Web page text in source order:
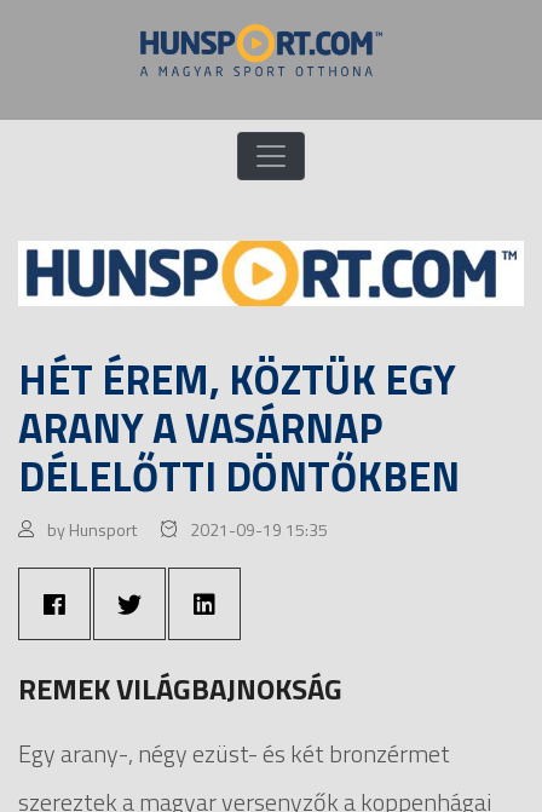
HÉT ÉREM, KÖZTÜK EGY
ARANY A VASÁRNAP
DÉLELŐTTI DÖNTŐKBEN
by Hunsport 2021-09-19 15:35
REMEK VILÁGBAJNOKSÁG
Egy arany-, négy ezüst- és két bronzérmet
szereztek a magyar versenyzők a koppenhágai